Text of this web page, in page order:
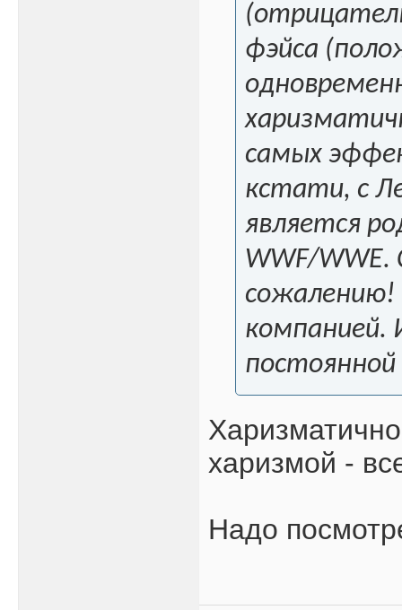
фэйса
самых
кстати, с
является
WWF/
сожалению!
компанией.
постоянной
харизмой -
Надо